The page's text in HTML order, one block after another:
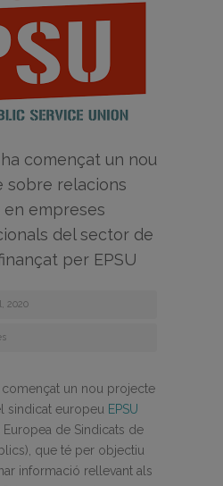
començat un nou
sobre relacions
en empreses
del sector de
per EPSU
2020
començat un nou projecte
sindicat europeu EPSU
Europea de Sindicats de
que té per objectiu
informació rellevant als